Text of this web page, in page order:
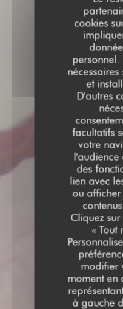
cookies
personnel.
et
D'autres
facultatifs
votre
l'audience
des
lien avec
ou
Cliquez sur
« Tout
modifier
moment en
à gauche